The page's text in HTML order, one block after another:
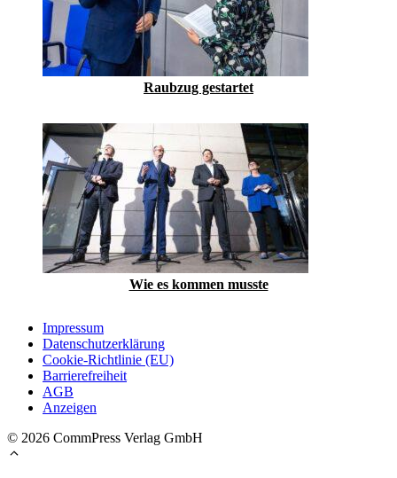
Raubzug gestartet
Wie es kommen musste
Impressum
Datenschutzerklärung
Cookie-Richtlinie (EU)
Barrierefreiheit
AGB
Anzeigen
© 2026 CommPress Verlag GmbH